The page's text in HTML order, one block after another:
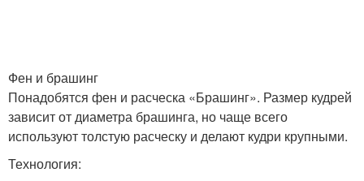
Фен и брашинг
Понадобятся фен и расческа «Брашинг». Размер кудрей
зависит от диаметра брашинга, но чаще всего
используют толстую расческу и делают кудри крупными.
Технология: